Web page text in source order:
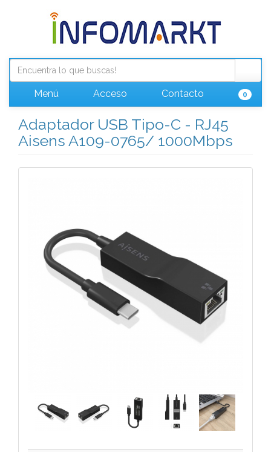
Menú Acceso Contacto 0
Adaptador USB Tipo-C - RJ45
Aisens A109-0765/ 1000Mbps